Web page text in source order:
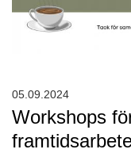
Workshops
05.09.2024